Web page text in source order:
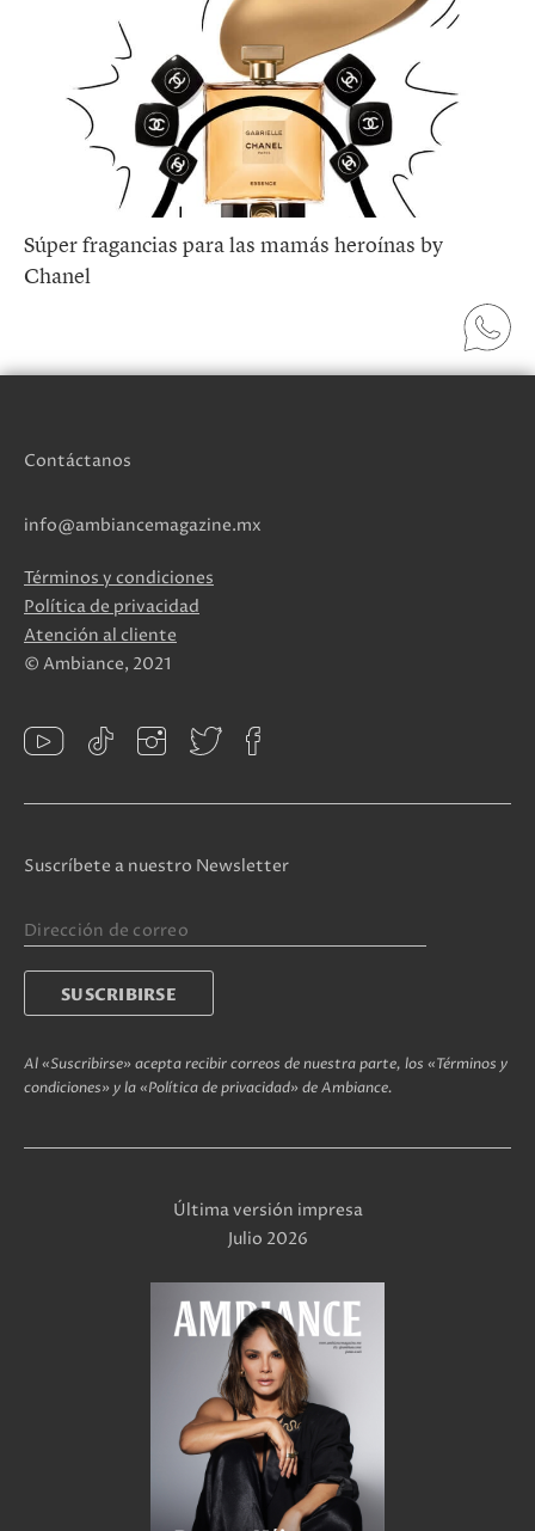
Súper fragancias para las mamás heroínas by
Chanel
Contáctanos
info@ambiancemagazine.mx
Términos y condiciones
Política de privacidad
Atención al cliente
© Ambiance, 2021
Suscríbete a nuestro Newsletter
Al «Suscribirse» acepta recibir correos de nuestra parte, los «Términos y
condiciones» y la «Política de privacidad» de Ambiance.
Última versión impresa
Julio 2026